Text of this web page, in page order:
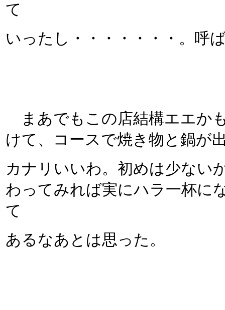
て
いったし・・・・・・・。呼
まあでもこの店結構エエか
けて、コースで焼き物と鍋が
カナリいいわ。初めは少ない
わってみれば実にハラ一杯に
て
あるなあとは思った。